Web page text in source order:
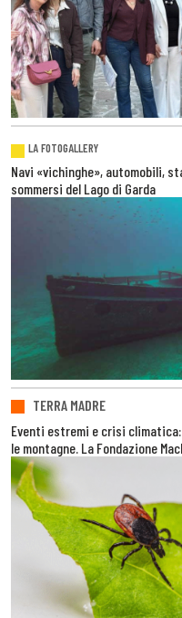
LA FOTOGALLERY
Navi «vichinghe», automobili,
sommersi del Lago di Garda
TERRA MADRE
Eventi estremi e crisi
le montagne. La Fondazione